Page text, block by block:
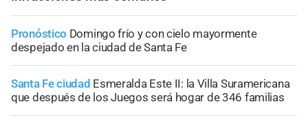
Pronóstico Domingo frío y con cielo mayormente
despejado en la ciudad de Santa Fe
Santa Fe ciudad Esmeralda Este II: la Villa Suramericana
que después de los Juegos será hogar de 346 familias